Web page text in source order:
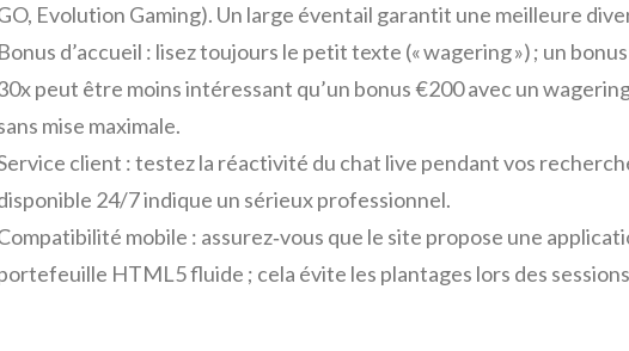
Evolution Gaming). Un large éventail garantit une meilleure
Bonus d’accueil : lisez toujours le petit texte (« wagering ») ; un
peut être moins intéressant qu’un bonus €200 avec un
mise maximale.
client : testez la réactivité du chat live pendant vos
24/7 indique un sérieux professionnel.
mobile : assurez‑vous que le site propose une
HTML5 fluide ; cela évite les plantages lors des